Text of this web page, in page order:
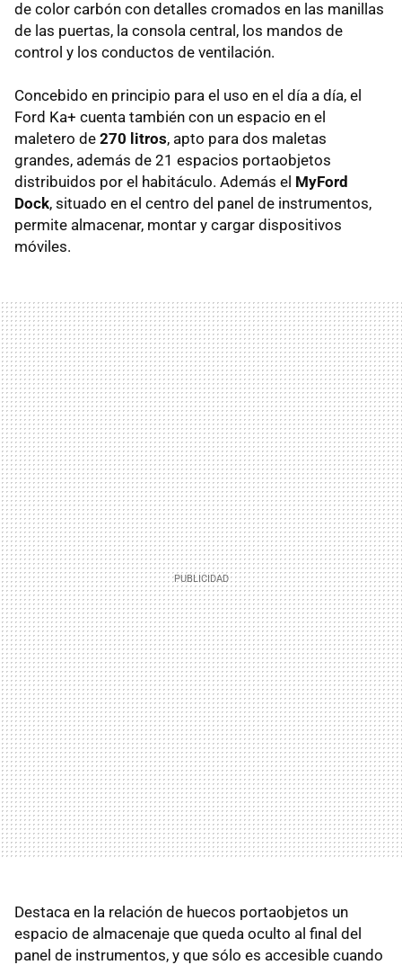
de color carbón con detalles cromados en las manillas
de las puertas, la consola central, los mandos de
control y los conductos de ventilación.
Concebido en principio para el uso en el día a día, el
Ford Ka+ cuenta también con un espacio en el
maletero de 270 litros, apto para dos maletas
grandes, además de 21 espacios portaobjetos
distribuidos por el habitáculo. Además el MyFord
Dock, situado en el centro del panel de instrumentos,
permite almacenar, montar y cargar dispositivos
móviles.
Destaca en la relación de huecos portaobjetos un
espacio de almacenaje que queda oculto al final del
panel de instrumentos, y que sólo es accesible cuando